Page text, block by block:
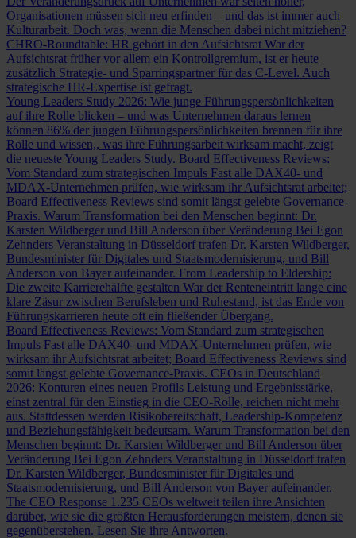
Organisationen müssen sich neu erfinden – und das ist immer auch
Kulturarbeit. Doch was, wenn die Menschen dabei nicht mitziehen?
CHRO-Roundtable: HR gehört in den Aufsichtsrat War der
Aufsichtsrat früher vor allem ein Kontrollgremium, ist er heute
zusätzlich Strategie- und Sparringspartner für das C-Level. Auch
strategische HR-Expertise ist gefragt.
Young Leaders Study 2026: Wie junge Führungspersönlichkeiten
auf ihre Rolle blicken – und was Unternehmen daraus lernen
können 86% der jungen Führungspersönlichkeiten brennen für ihre
Rolle und wissen,, was ihre Führungsarbeit wirksam macht, zeigt
die neueste Young Leaders Study. Board Effectiveness Reviews:
Vom Standard zum strategischen Impuls Fast alle DAX40- und
MDAX-Unternehmen prüfen, wie wirksam ihr Aufsichtsrat arbeitet;
Board Effectiveness Reviews sind somit längst gelebte Governance-
Praxis. Warum Transformation bei den Menschen beginnt: Dr.
Karsten Wildberger und Bill Anderson über Veränderung Bei Egon
Zehnders Veranstaltung in Düsseldorf trafen Dr. Karsten Wildberger,
Bundesminister für Digitales und Staatsmodernisierung, und Bill
Anderson von Bayer aufeinander. From Leadership to Eldership:
Die zweite Karrierehälfte gestalten War der Renteneintritt lange eine
klare Zäsur zwischen Berufsleben und Ruhestand, ist das Ende von
Führungskarrieren heute oft ein fließender Übergang.
Board Effectiveness Reviews: Vom Standard zum strategischen
Impuls Fast alle DAX40- und MDAX-Unternehmen prüfen, wie
wirksam ihr Aufsichtsrat arbeitet; Board Effectiveness Reviews sind
somit längst gelebte Governance-Praxis. CEOs in Deutschland
2026: Konturen eines neuen Profils Leistung und Ergebnisstärke,
einst zentral für den Einstieg in die CEO-Rolle, reichen nicht mehr
aus. Stattdessen werden Risikobereitschaft, Leadership-Kompetenz
und Beziehungsfähigkeit bedeutsam. Warum Transformation bei den
Menschen beginnt: Dr. Karsten Wildberger und Bill Anderson über
Veränderung Bei Egon Zehnders Veranstaltung in Düsseldorf trafen
Dr. Karsten Wildberger, Bundesminister für Digitales und
Staatsmodernisierung, und Bill Anderson von Bayer aufeinander.
The CEO Response 1.235 CEOs weltweit teilen ihre Ansichten
darüber, wie sie die größten Herausforderungen meistern, denen sie
gegenüberstehen. Lesen Sie ihre Antworten.